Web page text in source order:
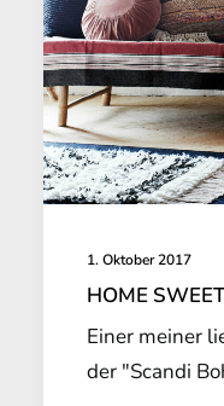
1. Oktober 2017
HOME
Einer meiner
der "Scandi